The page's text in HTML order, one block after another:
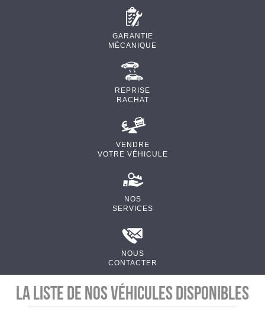
GARANTIE
MÉCANIQUE
REPRISE
RACHAT
VENDRE
VOTRE VÉHICULE
NOS
SERVICES
NOUS
CONTACTER
La liste de nos véhicules disponibles